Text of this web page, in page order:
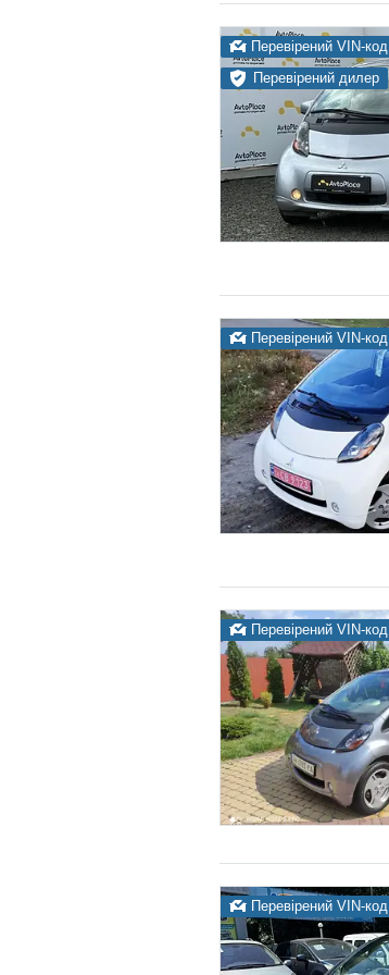
Перевірений VIN-код
Перевірений дилер
Перевірений VIN-код
Перевірений VIN-код
Перевірений VIN-код